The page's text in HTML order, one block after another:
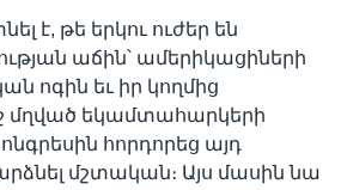
է, թե երկու ուժեր են
աճին՝ ամերիկացիների
ոգին եւ իր կողմից
մղված եկամտահարկերի
հորդորեց այդ
մշտական։ Այս մասին նա